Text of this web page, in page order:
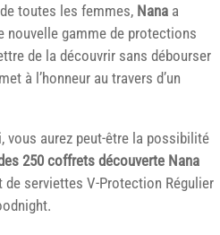
toutes les femmes, Nana a
nouvelle gamme de protections
de la découvrir sans débourser
à l’honneur au travers d’un
vous aurez peut-être la possibilité
250 coffrets découverte Nana
de serviettes V-Protection Régulier